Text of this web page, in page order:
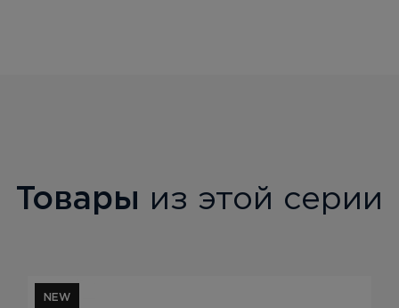
Товары из этой серии
NEW